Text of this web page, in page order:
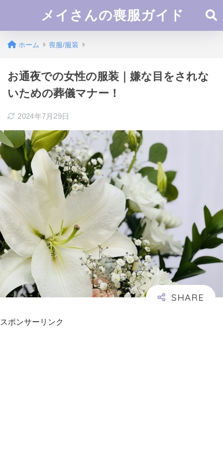
メイさんの喪服ガイド
ホーム 喪服/服装
お通夜での女性の服装｜嫌な目をされな
いための葬儀マナー！
2024年7月29日
スポンサーリンク